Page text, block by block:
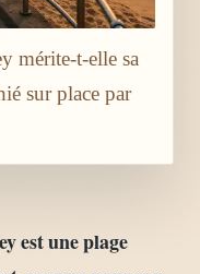
mérite-t-elle sa
sur place par
est une plage